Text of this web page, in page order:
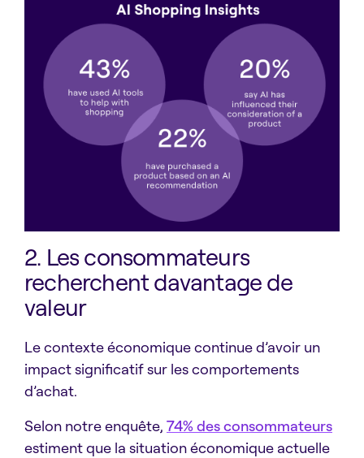
2. Les consommateurs
recherchent davantage de
valeur
Le contexte économique continue d’avoir un
impact significatif sur les comportements
d’achat.
Selon notre enquête, 74% des consommateurs
estiment que la situation économique actuelle